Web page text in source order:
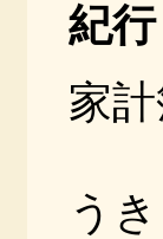
紀行
家
う